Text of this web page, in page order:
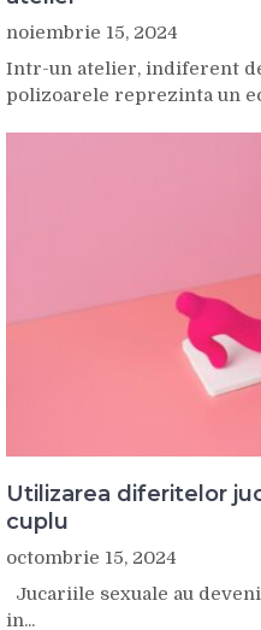
noiembrie 15, 2024
Intr-un atelier, indiferent
polizoarele reprezinta un
Utilizarea diferitelor
cuplu
octombrie 15, 2024
Jucariile sexuale au
in...